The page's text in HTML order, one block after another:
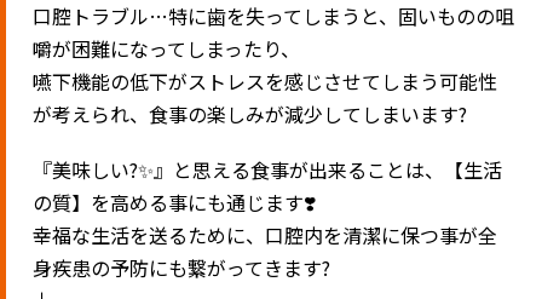
口腔トラブル…特に歯を失ってしまうと、固いものの咀
嚼が困難になってしまったり、
嚥下機能の低下がストレスを感じさせてしまう可能性
が考えられ、食事の楽しみが減少してしまいます?
『美味しい?✨』と思える食事が出来ることは、【生活
の質】を高める事にも通じます❣️
幸福な生活を送るために、口腔内を清潔に保つ事が全
身疾患の予防にも繋がってきます?